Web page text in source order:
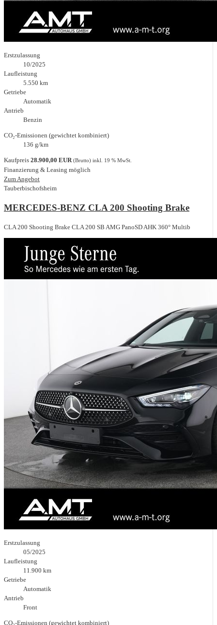
Erstzulassung
10/2025
Laufleistung
5.550 km
Getriebe
Automatik
Antrieb
Benzin
CO₂-Emissionen (gewichtet kombiniert)
136 g/km
Kaufpreis 28.900,00 EUR (Brutto) inkl. 19 % MwSt.
Finanzierung & Leasing möglich
Zum Angebot
Tauberbischofsheim
MERCEDES-BENZ CLA 200 Shooting Brake
CLA 200 Shooting Brake CLA 200 SB AMG PanoSD AHK 360° Multib
Erstzulassung
05/2025
Laufleistung
11.900 km
Getriebe
Automatik
Antrieb
Front
CO₂-Emissionen (gewichtet kombiniert)